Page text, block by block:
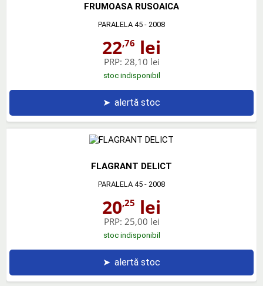
FRUMOASA RUSOAICA
PARALELA 45 - 2008
22,76 lei
PRP: 28,10 lei
stoc indisponibil
➤ alertă stoc
FLAGRANT DELICT
PARALELA 45 - 2008
20,25 lei
PRP: 25,00 lei
stoc indisponibil
➤ alertă stoc